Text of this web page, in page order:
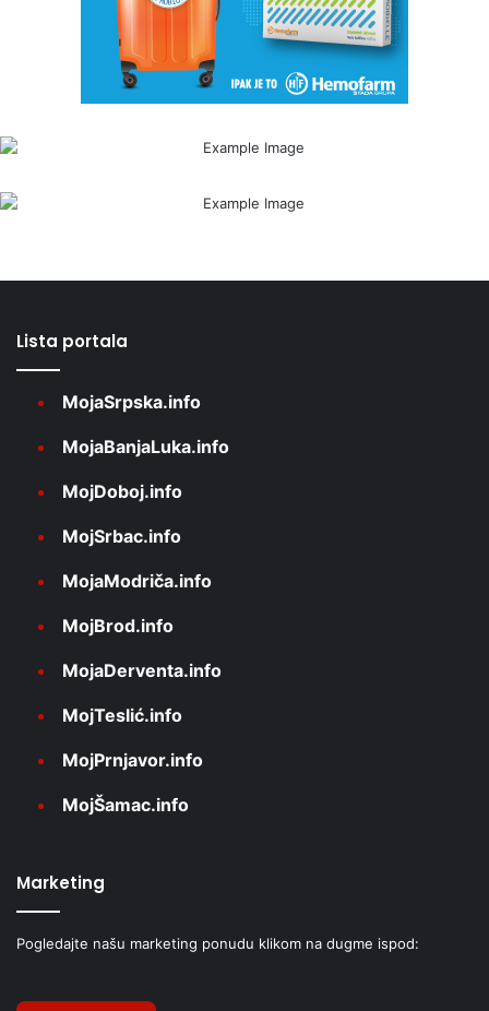
Lista portala
MojaSrpska.info
MojaBanjaLuka.info
MojDoboj.info
MojSrbac.info
MojaModriča.info
MojBrod.info
MojaDerventa.info
MojTeslić.info
MojPrnjavor.info
MojŠamac.info
Marketing
Pogledajte našu marketing ponudu klikom na dugme ispod: